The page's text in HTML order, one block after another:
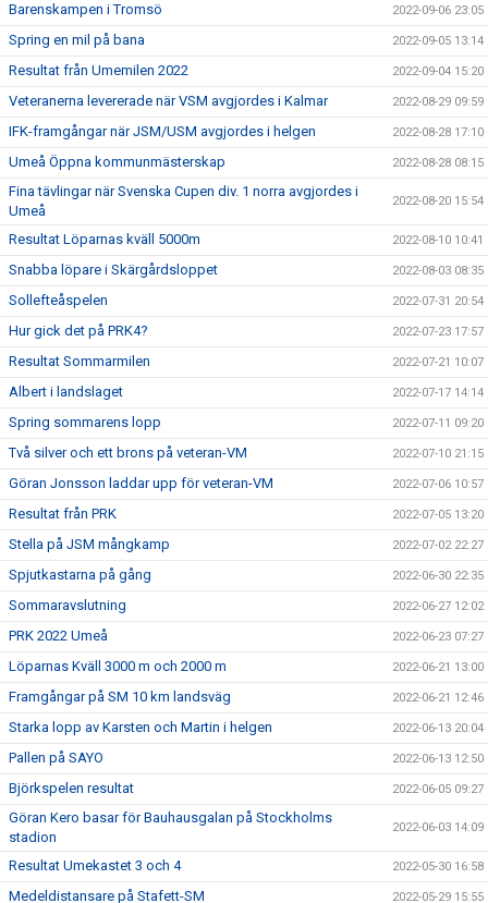
Barenskampen i Tromsö 2022-09-06 23:05
Spring en mil på bana 2022-09-05 13:14
Resultat från Umemilen 2022 2022-09-04 15:20
Veteranerna levererade när VSM avgjordes i Kalmar 2022-08-29 09:59
IFK-framgångar när JSM/USM avgjordes i helgen 2022-08-28 17:10
Umeå Öppna kommunmästerskap 2022-08-28 08:15
Fina tävlingar när Svenska Cupen div. 1 norra avgjordes i
Umeå
2022-08-20 15:54
Resultat Löparnas kväll 5000m 2022-08-10 10:41
Snabba löpare i Skärgårdsloppet 2022-08-03 08:35
Sollefteåspelen 2022-07-31 20:54
Hur gick det på PRK4? 2022-07-23 17:57
Resultat Sommarmilen 2022-07-21 10:07
Albert i landslaget 2022-07-17 14:14
Spring sommarens lopp 2022-07-11 09:20
Två silver och ett brons på veteran-VM 2022-07-10 21:15
Göran Jonsson laddar upp för veteran-VM 2022-07-06 10:57
Resultat från PRK 2022-07-05 13:20
Stella på JSM mångkamp 2022-07-02 22:27
Spjutkastarna på gång 2022-06-30 22:35
Sommaravslutning 2022-06-27 12:02
PRK 2022 Umeå 2022-06-23 07:27
Löparnas Kväll 3000 m och 2000 m 2022-06-21 13:00
Framgångar på SM 10 km landsväg 2022-06-21 12:46
Starka lopp av Karsten och Martin i helgen 2022-06-13 20:04
Pallen på SAYO 2022-06-13 12:50
Björkspelen resultat 2022-06-05 09:27
Göran Kero basar för Bauhausgalan på Stockholms
stadion
2022-06-03 14:09
Resultat Umekastet 3 och 4 2022-05-30 16:58
Medeldistansare på Stafett-SM 2022-05-29 15:55